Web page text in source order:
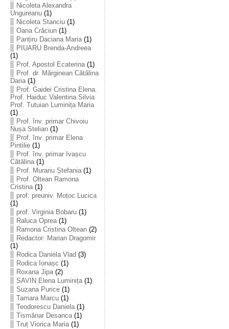
Nicoleta Alexandra
Ungureanu(1)
Nicoleta Stanciu(1)
Oana Crăciun(1)
Panțiru Daciana Maria(1)
PIUARU Brenda-Andreea
(1)
Prof. Apostol Ecaterina(1)
Prof. dr. Mărginean Cătălina
Daria(1)
Prof. Gaidei Cristina Elena.
Prof. Haiduc Valentina Silvia
Prof. Tutuian Luminița Maria
(1)
Prof. înv. primar Chivoiu
Nușa Stelian(1)
Prof. înv. primar Elena
Pintilie(1)
Prof. înv. primar Ivașcu
Cătălina(1)
Prof. Murariu Ștefania(1)
Prof. Oltean Ramona
Cristina(1)
prof. preuniv. Moțoc Lucica
(1)
prof. Virginia Bobaru(1)
Raluca Oprea(1)
Ramona Cristina Oltean(2)
Redactor: Marian Dragomir
(1)
Rodica Daniela Vlad (3)
Rodica Ionașc (1)
Roxana Jipa(2)
SAVIN Elena Luminița(1)
Suzana Purice(1)
Tamara Marcu(1)
Teodorescu Daniela(1)
Tismănar Desanca(1)
Truț Viorica Maria(1)